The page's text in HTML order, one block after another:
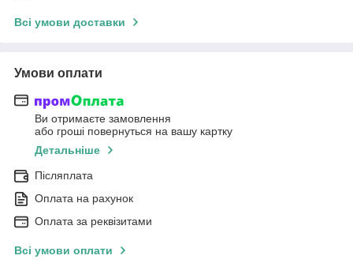
Всі умови доставки
Умови оплати
Ви отримаєте замовлення
або гроші повернуться на вашу картку
Детальніше
Післяплата
Оплата на рахунок
Оплата за реквізитами
Всі умови оплати